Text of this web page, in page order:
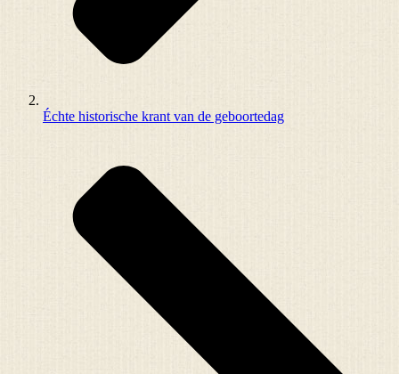
Échte historische krant van de geboortedag